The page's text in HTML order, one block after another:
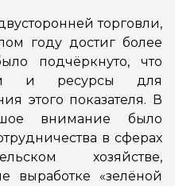
торговли,
году достиг более
подчёркнуто, что
и ресурсы для
этого показателя. В
внимание было
в сферах
хозяйстве,
выработке «зелёной